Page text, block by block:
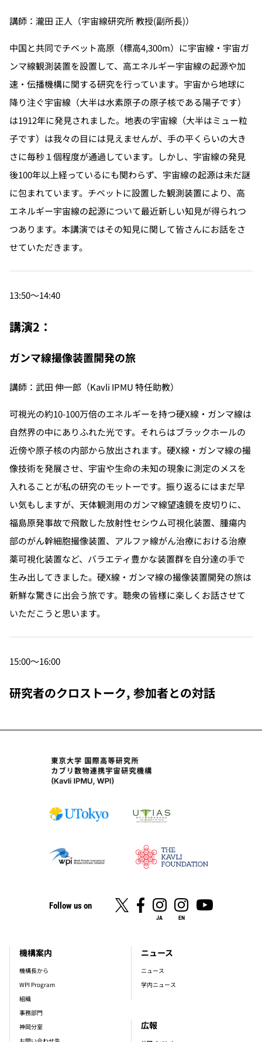
講師：瀧田 正人（宇宙線研究所 教授(副所長)）
中国と共同でチベット高原（標高4,300m）に宇宙線・宇宙ガ
ンマ線観測装置を設置して、高エネルギー宇宙線の起源や加
速・伝播機構に関する研究を行っています。宇宙から地球に
降り注ぐ宇宙線（大半は水素原子の原子核である陽子です）
は1912年に発見されました。地表の宇宙線（大半はミュー粒
子です）は我々の目には見えませんが、手の平くらいの大き
さに毎秒１個程度が通過しています。しかし、宇宙線の発見
後100年以上経っているにも関わらず、宇宙線の起源は未だ謎
に包まれています。チベットに設置した観測装置により、高
エネルギー宇宙線の起源について最近新しい知見が得られつ
つあります。本講演ではその知見に関して皆さんにお話をさ
せていただきます。
13:50〜14:40
講演2：
ガンマ線撮像装置開発の旅
講師：武田 伸一郎（Kavli IPMU 特任助教）
可視光の約10-100万倍のエネルギーを持つ硬X線・ガンマ線は
自然界の中にありふれた光です。それらはブラックホールの
近傍や原子核の内部から放出されます。硬X線・ガンマ線の撮
像技術を発展させ、宇宙や生命の未知の現象に測定のメスを
入れることが私の研究のモットーです。振り返るにはまだ早
い気もしますが、天体観測用のガンマ線望遠鏡を皮切りに、
福島原発事故で飛散した放射性セシウム可視化装置、腫瘍内
部のがん幹細胞撮像装置、アルファ線がん治療における治療
薬可視化装置など、バラエティ豊かな装置群を自分達の手で
生み出してきました。硬X線・ガンマ線の撮像装置開発の旅は
新鮮な驚きに出会う旅です。聴衆の皆様に楽しくお話させて
いただこうと思います。
15:00〜16:00
研究者のクロストーク, 参加者との対話
Follow us on
JA EN
footer_main_menu
機構案内
機構長から
WPI Program
組織
事務部門
神岡分室
ニュース
ニュース
学内ニュース
広報